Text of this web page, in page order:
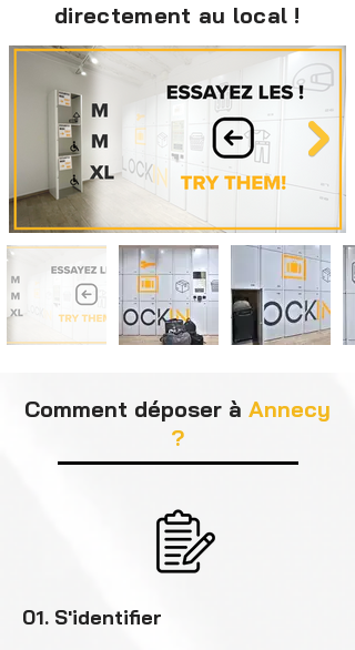
directement au local !
Comment déposer à Annecy
?
01. S'identifier